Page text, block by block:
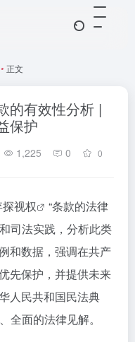
• 正文
的有效性分析 |
保护
1,225 0 0
探视权 “条款的法律
司法实践，分析此类
和数据，强调在共产
先保护，并提供未来
人民共和国民法典
全面的法律见解。